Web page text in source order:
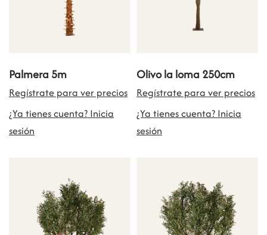
Palmera 5m
Regístrate para ver precios
¿Ya tienes cuenta? Inicia
sesión
Olivo la loma 250cm
Regístrate para ver precios
¿Ya tienes cuenta? Inicia
sesión